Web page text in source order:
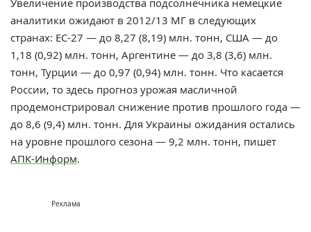
Увеличение производства подсолнечника немецкие
аналитики ожидают в 2012/13 МГ в следующих
странах: ЕС-27 — до 8,27 (8,19) млн. тонн, США — до
1,18 (0,92) млн. тонн, Аргентине — до 3,8 (3,6) млн.
тонн, Турции — до 0,97 (0,94) млн. тонн. Что касается
России, то здесь прогноз урожая масличной
продемонстрировал снижение против прошлого года —
до 8,6 (9,4) млн. тонн. Для Украины ожидания остались
на уровне прошлого сезона — 9,2 млн. тонн, пишет
АПК-Информ.
Реклама